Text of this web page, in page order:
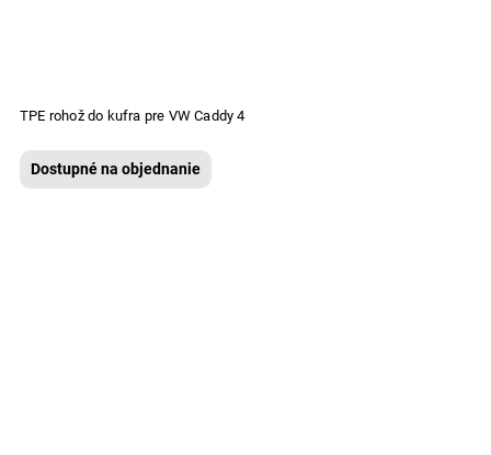
TPE rohož do kufra pre VW Caddy 4
Dostupné na objednanie